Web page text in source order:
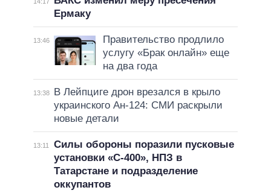
Ермаку
13:46
Правительство продлило
услугу «Брак онлайн» еще
на два года
13:38
В Лейпциге дрон врезался в крыло
украинского Ан-124: СМИ раскрыли
новые детали
13:11
Силы обороны поразили пусковые
установки «С-400», НПЗ в
Татарстане и подразделение
оккупантов